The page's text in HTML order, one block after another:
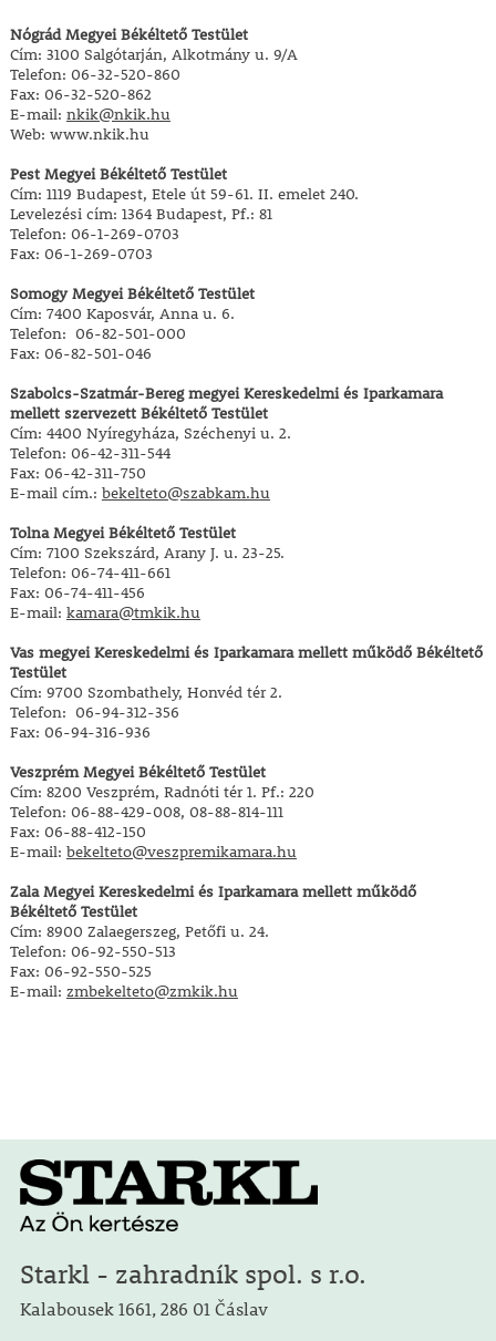
Nógrád Megyei Békéltető Testület
Cím: 3100 Salgótarján, Alkotmány u. 9/A
Telefon: 06-32-520-860
Fax: 06-32-520-862
E-mail: nkik@nkik.hu
Web: www.nkik.hu
Pest Megyei Békéltető Testület
Cím: 1119 Budapest, Etele út 59-61. II. emelet 240.
Levelezési cím: 1364 Budapest, Pf.: 81
Telefon: 06-1-269-0703
Fax: 06-1-269-0703
Somogy Megyei Békéltető Testület
Cím: 7400 Kaposvár, Anna u. 6.
Telefon: 06-82-501-000
Fax: 06-82-501-046
Szabolcs-Szatmár-Bereg megyei Kereskedelmi és Iparkamara
mellett szervezett Békéltető Testület
Cím: 4400 Nyíregyháza, Széchenyi u. 2.
Telefon: 06-42-311-544
Fax: 06-42-311-750
E-mail cím.: bekelteto@szabkam.hu
Tolna Megyei Békéltető Testület
Cím: 7100 Szekszárd, Arany J. u. 23-25.
Telefon: 06-74-411-661
Fax: 06-74-411-456
E-mail: kamara@tmkik.hu
Vas megyei Kereskedelmi és Iparkamara mellett működő Békéltető
Testület
Cím: 9700 Szombathely, Honvéd tér 2.
Telefon: 06-94-312-356
Fax: 06-94-316-936
Veszprém Megyei Békéltető Testület
Cím: 8200 Veszprém, Radnóti tér 1. Pf.: 220
Telefon: 06-88-429-008, 08-88-814-111
Fax: 06-88-412-150
E-mail: bekelteto@veszpremikamara.hu
Zala Megyei Kereskedelmi és Iparkamara mellett működő
Békéltető Testület
Cím: 8900 Zalaegerszeg, Petőfi u. 24.
Telefon: 06-92-550-513
Fax: 06-92-550-525
E-mail: zmbekelteto@zmkik.hu
Starkl - zahradník spol. s r.o.
Kalabousek 1661, 286 01 Čáslav